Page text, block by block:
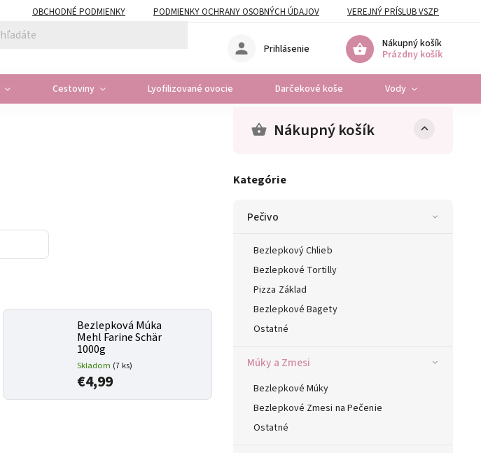
OBCHODNÉ PODMIENKY PODMIENKY OCHRANY OSOBNÝCH ÚDAJOV VEREJNÝ PRÍSLUB VSZP
Nákupný košík
Prázdny košík
Prihlásenie
Cestoviny Lyofilizované ovocie Darčekové koše Vody
Nákupný košík
Kategórie
Pečivo
Bezlepkový Chlieb
Bezlepkové Tortilly
Pizza Základ
Bezlepkové Bagety
Ostatné
Múky a Zmesi
Bezlepkové Múky
Bezlepkové Zmesi na Pečenie
Ostatné
Bezlepková Múka
Mehl Farine Schär
1000g
Skladom (7 ks)
€4,99